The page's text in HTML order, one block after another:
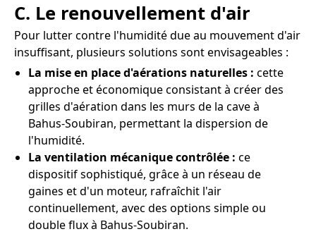
C. Le renouvellement d'air
Pour lutter contre l'humidité due au mouvement d'air
insuffisant, plusieurs solutions sont envisageables :
La mise en place d'aérations naturelles : cette
approche et économique consistant à créer des
grilles d'aération dans les murs de la cave à
Bahus-Soubiran, permettant la dispersion de
l'humidité.
La ventilation mécanique contrôlée : ce
dispositif sophistiqué, grâce à un réseau de
gaines et d'un moteur, rafraîchit l'air
continuellement, avec des options simple ou
double flux à Bahus-Soubiran.